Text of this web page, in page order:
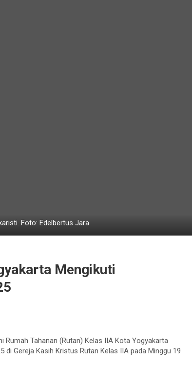
Foto: Edelbertus Jara
Mengikuti
Rumah Tahanan (Rutan) Kelas IIA Kota Yogyakarta
Gereja Kasih Kristus Rutan Kelas IIA pada Minggu 19